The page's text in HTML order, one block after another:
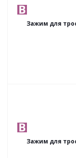
Зажим для
Зажим для